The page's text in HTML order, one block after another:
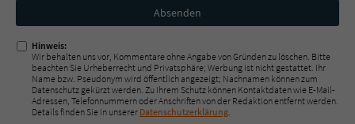
Nicht
ausfüllen!
Hinweis:
Wir behalten uns vor, Kommentare ohne Angabe von Gründen zu löschen. Bitte
beachten Sie Urheberrecht und Privatsphäre; Werbung ist nicht gestattet. Ihr
Name bzw. Pseudonym wird öffentlich angezeigt; Nachnamen können zum
Datenschutz gekürzt werden. Zu Ihrem Schutz können Kontaktdaten wie E-Mail-
Adressen, Telefonnummern oder Anschriften von der Redaktion entfernt werden.
Details finden Sie in unserer Datenschutzerklärung.